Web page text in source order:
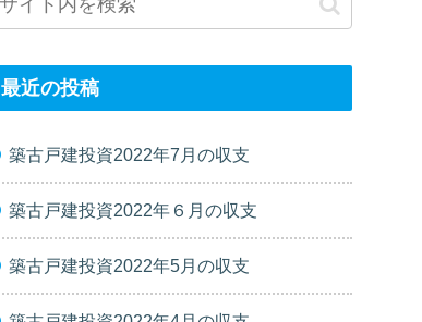
最近の投稿
築古戸建投資2022年7月の収支
築古戸建投資2022年６月の収支
築古戸建投資2022年5月の収支